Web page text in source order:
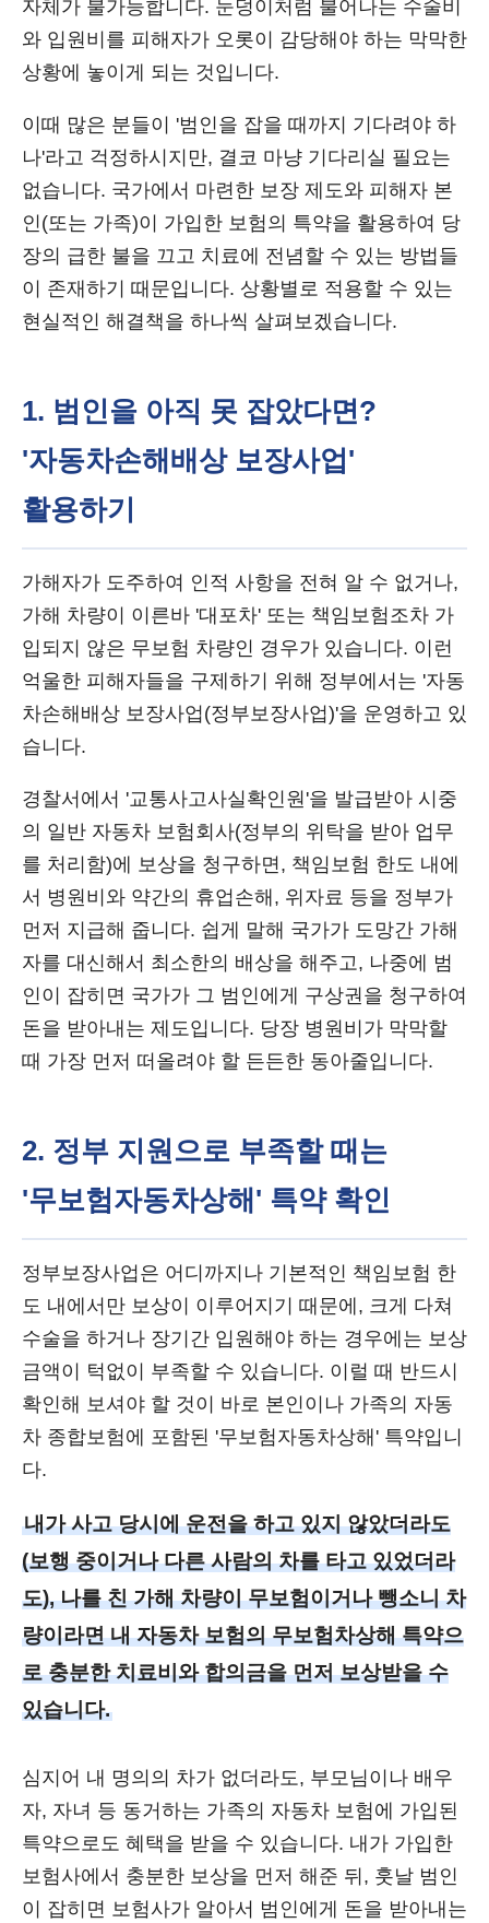
자체가 불가능합니다. 눈덩이처럼 불어나는 수술비
와 입원비를 피해자가 오롯이 감당해야 하는 막막한
상황에 놓이게 되는 것입니다.
이때 많은 분들이 '범인을 잡을 때까지 기다려야 하
나'라고 걱정하시지만, 결코 마냥 기다리실 필요는
없습니다. 국가에서 마련한 보장 제도와 피해자 본
인(또는 가족)이 가입한 보험의 특약을 활용하여 당
장의 급한 불을 끄고 치료에 전념할 수 있는 방법들
이 존재하기 때문입니다. 상황별로 적용할 수 있는
현실적인 해결책을 하나씩 살펴보겠습니다.
1. 범인을 아직 못 잡았다면?
'자동차손해배상 보장사업'
활용하기
가해자가 도주하여 인적 사항을 전혀 알 수 없거나,
가해 차량이 이른바 '대포차' 또는 책임보험조차 가
입되지 않은 무보험 차량인 경우가 있습니다. 이런
억울한 피해자들을 구제하기 위해 정부에서는 '자동
차손해배상 보장사업(정부보장사업)'을 운영하고 있
습니다.
경찰서에서 '교통사고사실확인원'을 발급받아 시중
의 일반 자동차 보험회사(정부의 위탁을 받아 업무
를 처리함)에 보상을 청구하면, 책임보험 한도 내에
서 병원비와 약간의 휴업손해, 위자료 등을 정부가
먼저 지급해 줍니다. 쉽게 말해 국가가 도망간 가해
자를 대신해서 최소한의 배상을 해주고, 나중에 범
인이 잡히면 국가가 그 범인에게 구상권을 청구하여
돈을 받아내는 제도입니다. 당장 병원비가 막막할
때 가장 먼저 떠올려야 할 든든한 동아줄입니다.
2. 정부 지원으로 부족할 때는
'무보험자동차상해' 특약 확인
정부보장사업은 어디까지나 기본적인 책임보험 한
도 내에서만 보상이 이루어지기 때문에, 크게 다쳐
수술을 하거나 장기간 입원해야 하는 경우에는 보상
금액이 턱없이 부족할 수 있습니다. 이럴 때 반드시
확인해 보셔야 할 것이 바로 본인이나 가족의 자동
차 종합보험에 포함된 '무보험자동차상해' 특약입니
다.
내가 사고 당시에 운전을 하고 있지 않았더라도
(보행 중이거나 다른 사람의 차를 타고 있었더라
도), 나를 친 가해 차량이 무보험이거나 뺑소니 차
량이라면 내 자동차 보험의 무보험차상해 특약으
로 충분한 치료비와 합의금을 먼저 보상받을 수
있습니다.
심지어 내 명의의 차가 없더라도, 부모님이나 배우
자, 자녀 등 동거하는 가족의 자동차 보험에 가입된
특약으로도 혜택을 받을 수 있습니다. 내가 가입한
보험사에서 충분한 보상을 먼저 해준 뒤, 훗날 범인
이 잡히면 보험사가 알아서 범인에게 돈을 받아내는